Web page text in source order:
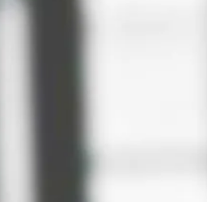
涼感衣不涼？店員揭
國家隊戰績！投資報酬率飆
賴清德「總統級嘲諷」嗆爆盧
70歲姜厚任攜小2輪女友現身
駐英台北代表處徵助理 薪資